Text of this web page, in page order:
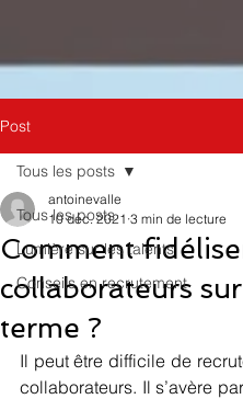
Post
Tous les posts
Lumière sur les talents
Conseils en recrutement
Tous les posts
Comment
collaborateurs
terme ?
antoinevalle
10 déc. 2021 3 min de lecture
Il peut être difficile de
collaborateurs. Il s’avère